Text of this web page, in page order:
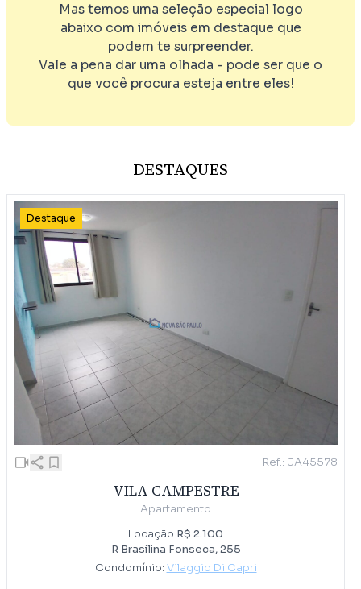
Mas temos uma seleção especial logo
abaixo com imóveis em destaque que
podem te surpreender.
Vale a pena dar uma olhada - pode ser que o
que você procura esteja entre eles!
DESTAQUES
Destaque
Ref.: JA45578
VILA CAMPESTRE
Apartamento
Locação R$ 2.100
R Brasilina Fonseca, 255
Condomínio: Vilaggio Di Capri